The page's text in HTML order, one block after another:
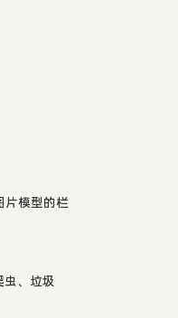
片模型的栏
、垃圾